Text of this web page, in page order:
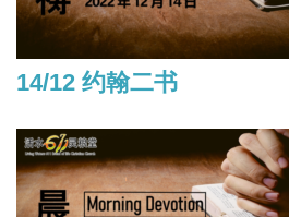
14/12 约翰二书